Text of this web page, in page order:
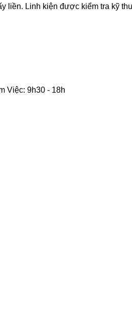
liền. Linh kiện được kiểm tra kỹ
Việc: 9h30 - 18h